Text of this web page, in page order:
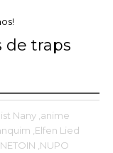
de traps
Nany ,anime
,Elfen Lied
,NETOIN ,NUPO